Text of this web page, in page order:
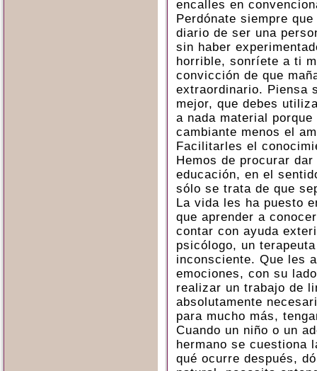
encalles en
Perdónate siempre
diario de ser una
sin haber
horrible, sonríete a ti
convicción de que
extraordinario. Piensa
mejor, que debes
a nada material
cambiante menos el
Facilitarles el
Hemos de procurar
educación, en el
sólo se trata de que
La vida les ha puesto
que aprender a
contar con ayuda
psicólogo, un
inconsciente. Que les
emociones, con su
realizar un trabajo de
absolutamente
para mucho más,
Cuando un niño o un
hermano se cuestiona
qué ocurre después,